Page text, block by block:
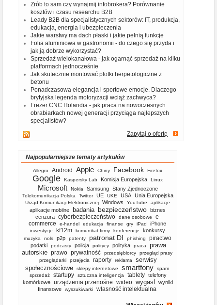
Zrób to sam czy wynajmij infobrokera? Porównanie
kosztów i czasu researchu B2B
Leady B2B dla specjalistycznych sektorów: IT, produkcja,
edukacja, energia i ubezpieczenia
Jakie warstwy ma dach płaski i jakie pełnią funkcje
Folia aluminiowa w gastronomii - do czego się przyda i
jak ją dobrze wykorzystać?
Sprzedaż wielokanałowa - jak ogarnąć sprzedaż na kilku
platformach jednocześnie
Jak skutecznie montować płotki herpetologiczne z
betonu
Ponadczasowa elegancja i sportowe emocje. Dlaczego
brytyjska legenda motoryzacji wciąż zachwyca?
Frezer CNC Holandia - jak praca na nowoczesnych
obrabiarkach nowej generacji przyciąga najlepszych
specjalistów?
Zapytaj o ofertę
Najpopularniejsze tematy artykułów
Allegro Android Apple Chiny Facebook Firefox
Google Kaspersky Lab Komisja Europejska Linux
Microsoft Nokia Samsung Stany Zjednoczone
Telekomunikacja Polska Twitter UE UKE USA Unia Europejska
Urząd Komunikacji Elektronicznej Windows YouTube aplikacje
aplikacje mobilne badania bezpieczeństwo biznes
cenzura cyberbezpieczeństwo dane osobowe
e-
commerce
e-handel edukacja finanse gry iPad iPhone
inwestycje kf12m komunikat firmy konferencje konkursy
muzyka nols p2p patenty patronat DI phishing piractwo
podatki podcasty policja politycy polityka praca
prawa
autorskie prawo prywatność przedsiębiorcy
przegląd prasy
przeglądarki
przejęcia raporty reklama
serwisy
społecznościowe
sklepy internetowe smartfony
spam
sprzedaż
startupy sztuczna inteligencja tablety telefony
komórkowe
urządzenia przenośne wideo wygasl
wyniki
finansowe
wyszukiwarki własność intelektualna